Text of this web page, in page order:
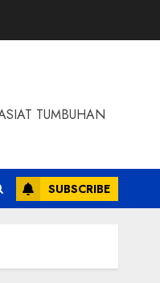
TUMBUHAN
SUBSCRIBE